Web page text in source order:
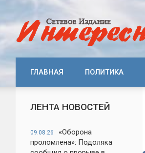
ГЛАВНАЯ ПОЛИТИКА
ЛЕНТА НОВОСТЕЙ
09.08.26
«Оборона
проломлена»: Подоляка